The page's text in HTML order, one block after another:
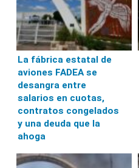
La fábrica estatal de
aviones FADEA se
desangra entre
salarios en cuotas,
contratos congelados
y una deuda que la
ahoga